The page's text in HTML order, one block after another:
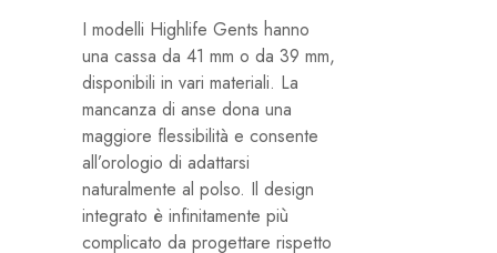
I modelli Highlife Gents hanno
una cassa da 41 mm o da 39 mm,
disponibili in vari materiali. La
mancanza di anse dona una
maggiore flessibilità e consente
all’orologio di adattarsi
naturalmente al polso. Il design
integrato è infinitamente più
complicato da progettare rispetto